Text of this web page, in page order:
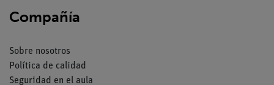
Compañía
Sobre nosotros
Política de calidad
Seguridad en el aula